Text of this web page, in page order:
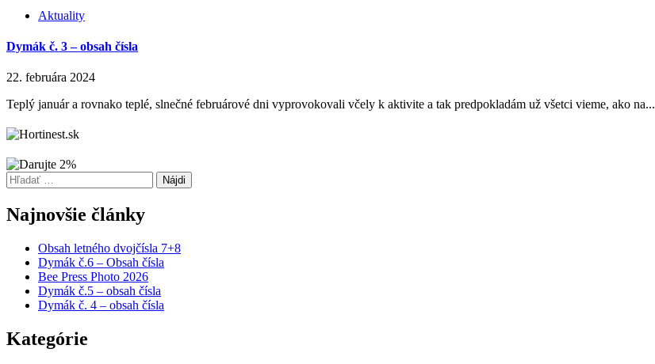
Aktuality
Dymák č. 3 – obsah čísla
22. februára 2024
Teplý január a rovnako teplé, slnečné februárové dni vyprovokovali včely k aktivite a tak predpokladám už všetci vieme, ako na...
Hľadať:
Najnovšie články
Obsah letného dvojčísla 7+8
Dymák č.6 – Obsah čísla
Bee Press Photo 2026
Dymák č.5 – obsah čísla
Dymák č. 4 – obsah čísla
Kategórie